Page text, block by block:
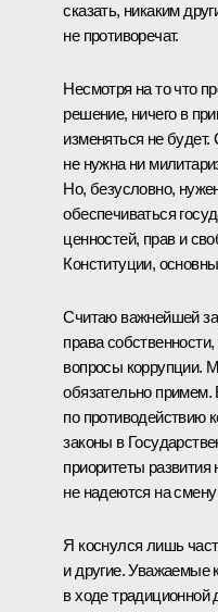
сказать, никаким
не противоречат.
Несмотря на то что
решение, ничего в
изменяться не
не нужна ни
Но, безусловно,
обеспечиваться
ценностей, прав и
Конституции,
Считаю важнейшей
права
вопросы коррупции.
обязательно
по противодействию
законы в
приоритеты
не надеются на смену
Я коснулся лишь
и другие. Уважаемые
в ходе традиционной